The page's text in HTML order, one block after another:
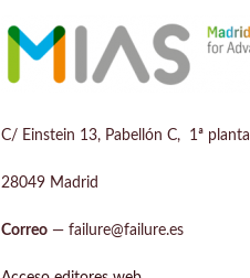
C/ Einstein 13, Pabellón C, 1ª planta
28049 Madrid
Correo — failure@failure.es